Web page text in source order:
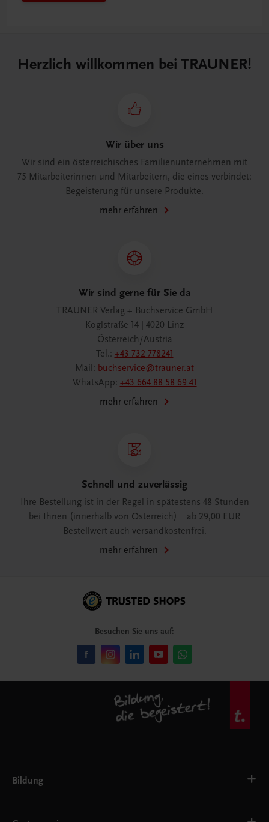
Herzlich willkommen bei TRAUNER!
Wir über uns
Wir sind ein österreichisches Familienunternehmen mit
75 Mitarbeiterinnen und Mitarbeitern, die eines verbindet:
Begeisterung für unsere Produkte.
mehr erfahren
Wir sind gerne für Sie da
TRAUNER Verlag + Buchservice GmbH
Köglstraße 14 | 4020 Linz
Österreich/Austria
Tel.: +43 732 778241
Mail: buchservice@trauner.at
WhatsApp: +43 664 88 58 69 41
mehr erfahren
Schnell und zuverlässig
Ihre Bestellung ist in der Regel in spätestens 48 Stunden
bei Ihnen (innerhalb von Österreich) – ab 29,00 EUR
Bestellwert auch versandkostenfrei.
mehr erfahren
Besuchen Sie uns auf:
Bildung